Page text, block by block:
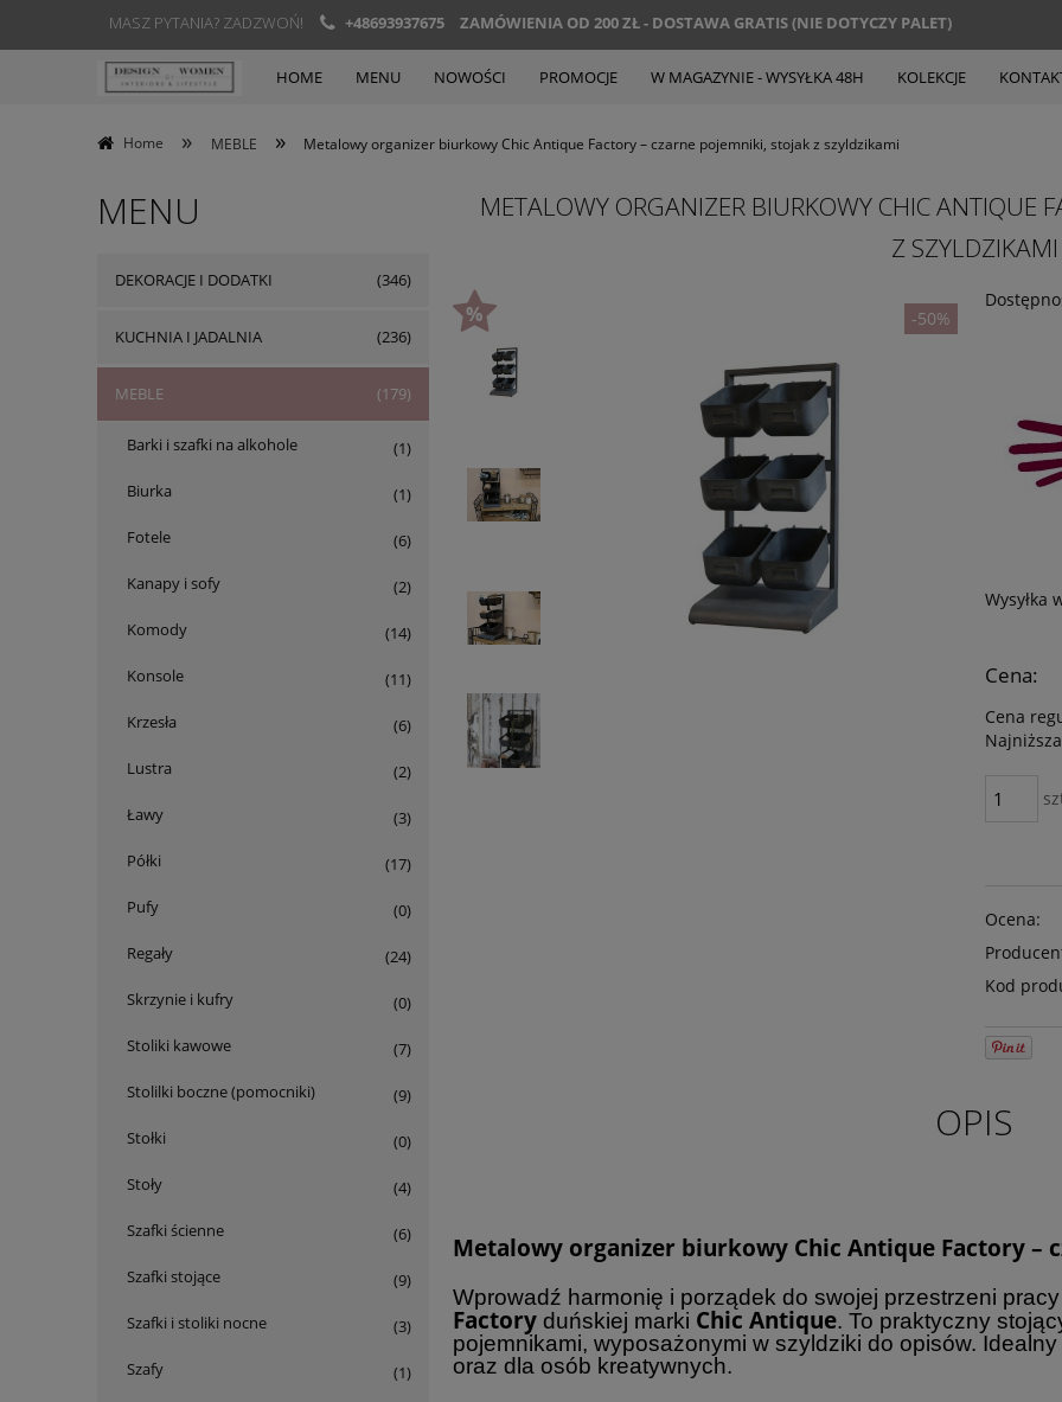
MASZ PYTANIA? ZADZWOŃ! +48693937675 ZAMÓWIENIA OD 200 ZŁ - DOSTAWA GRATIS (NIE DOTYCZY PALET)
HOME MENU NOWOŚCI PROMOCJE W MAGAZYNIE - WYSYŁKA 48H KOLEKCJE
Home » MEBLE » Metalowy organizer biurkowy Chic Antique Factory – czarne pojemniki, stojak z szyldzikami
MENU
DEKORACJE I DODATKI (346)
KUCHNIA I JADALNIA (236)
MEBLE (179)
Barki i szafki na alkohole (1)
Biurka (1)
Fotele (6)
Kanapy i sofy (2)
Komody (14)
Konsole (11)
Krzesła (6)
Lustra (2)
Ławy (3)
Półki (17)
Pufy (0)
Regały (24)
Skrzynie i kufry (0)
Stoliki kawowe (7)
Stolilki boczne (pomocniki) (9)
Stołki (0)
Stoły (4)
Szafki ścienne (6)
Szafki stojące (9)
Szafki i stoliki nocne (3)
Szafy (1)
METALOWY ORGANIZER BIURKOWY CHIC ANTIQUE
Z SZYLDZIKAMI
-50%
Wysyłka
Cena:
Cena
Ocena:
Kod
OPIS
Metalowy organizer biurkowy Chic Antique Factory –
Wprowadź harmonię i porządek do swojej przestrzeni
Factory duńskiej marki Chic Antique. To praktyczny
pojemnikami, wyposażonymi w szyldziki do opisów.
oraz dla osób kreatywnych.